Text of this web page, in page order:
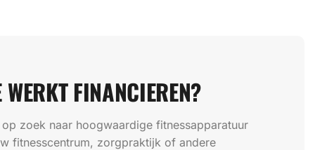
WERKT FINANCIEREN?
op zoek naar hoogwaardige fitnessapparatuur
fitnesscentrum, zorgpraktijk of andere